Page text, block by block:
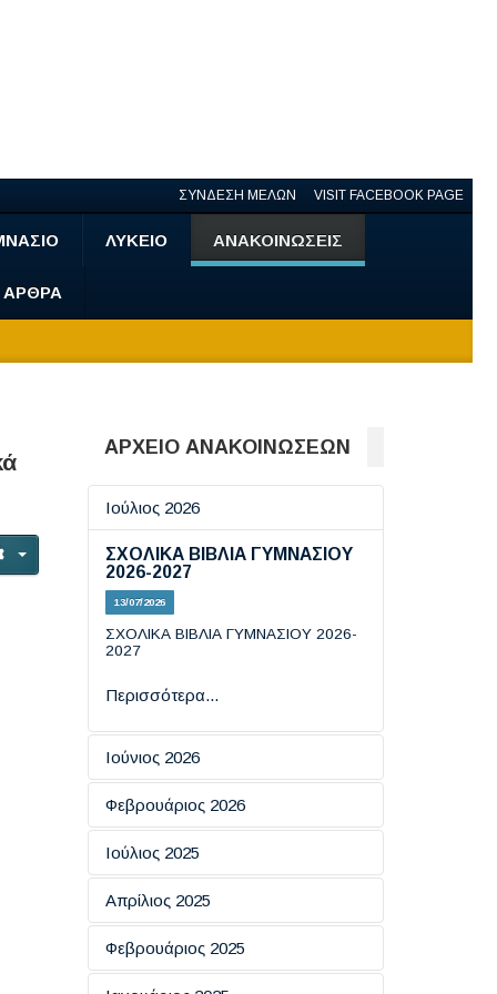
ΣΥΝΔΕΣΗ ΜΕΛΩΝ VISIT FACEBOOK PAGE
ΛΥΚΕΙΟ ΑΝΑΚΟΙΝΩΣΕΙΣ
ΑΡΘΡΑ
ΑΡΧΕΙΟ ΑΝΑΚΟΙΝΩΣΕΩΝ
Ιούλιος 2026
ΣΧΟΛΙΚΑ ΒΙΒΛΙΑ ΓΥΜΝΑΣΙΟΥ
2026-2027
13/07/2026
ΣΧΟΛΙΚΑ ΒΙΒΛΙΑ ΓΥΜΝΑΣΙΟΥ 2026-
2027
Περισσότερα...
Ιούνιος 2026
Εξετάσεις πιστοποίησης
19/06/2026
Περισσότερα...
ΑΠΑΝΤΗΣΕΙΣ ΦΥΣΙΚΗΣ ΚΑΙ
ΙΣΤΟΡΙΑΣ
Φεβρουάριος 2026
ΗΜΕΡΑ ΑΣΦΑΛΟΥΣ
18/02/2026
Περισσότερα...
Ιούλιος 2025
ΕΞΕΤΑΣΕΙΣ ΠΙΣΤΟΠΟΙΗΤΙΚΩΝ
ΤΟΥ MICHIGAN
Απρίλιος 2025
Eσπερίδα: "​Ο Ρόλος της
Φεβρουάριος 2025